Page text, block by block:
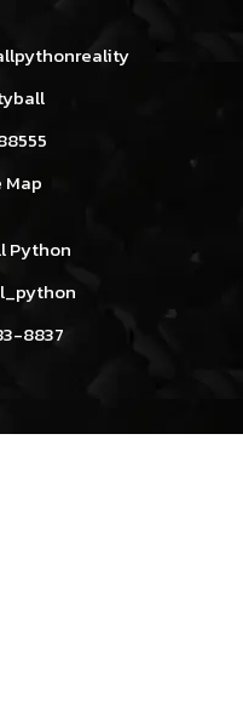
Map
Python
8837